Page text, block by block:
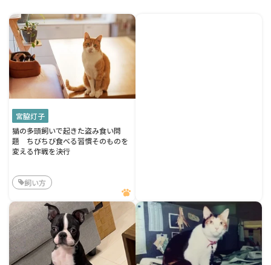
宮脇灯子
猫の多頭飼いで起きた盗み食い問
題 ちびちび食べる習慣そのものを
変える作戦を決行
飼い方